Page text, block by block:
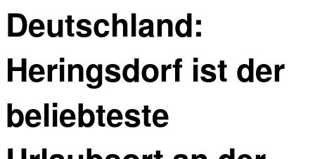
Deutschland:
Heringsdorf ist der
beliebteste